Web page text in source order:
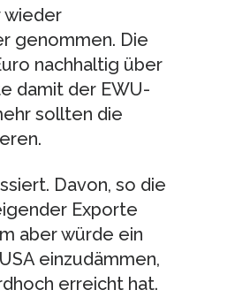
wieder
genommen. Die
nachhaltig über
damit der EWU-
sollten die
Davon, so die
Exporte
aber würde ein
einzudämmen,
erreicht hat.